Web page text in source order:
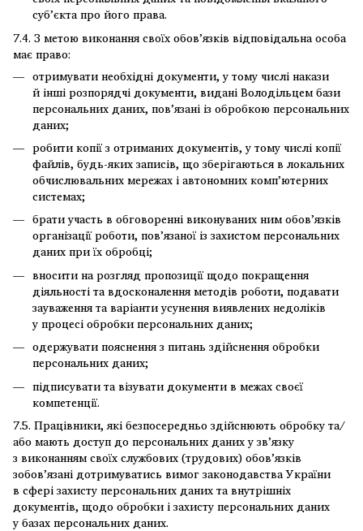
суб’єкта про його права.
7.4. З метою виконання своїх обов’язків відповідальна особа
має право:
отримувати необхідні документи, у тому числі накази
й інші розпорядчі документи, видані Володільцем бази
персональних даних, пов’язані із обробкою персональних
даних;
робити копії з отриманих документів, у тому числі копії
файлів, будь-яких записів, що зберігаються в локальних
обчислювальних мережах і автономних комп’ютерних
системах;
брати участь в обговоренні виконуваних ним обов’язків
організації роботи, пов’язаної із захистом персональних
даних при їх обробці;
вносити на розгляд пропозиції щодо покращення
діяльності та вдосконалення методів роботи, подавати
зауваження та варіанти усунення виявлених недоліків
у процесі обробки персональних даних;
одержувати пояснення з питань здійснення обробки
персональних даних;
підписувати та візувати документи в межах своєї
компетенції.
7.5. Працівники, які безпосередньо здійснюють обробку та/
або мають доступ до персональних даних у зв’язку
з виконанням своїх службових (трудових) обов’язків
зобов’язані дотримуватись вимог законодавства України
в сфері захисту персональних даних та внутрішніх
документів, щодо обробки і захисту персональних даних
у базах персональних даних.